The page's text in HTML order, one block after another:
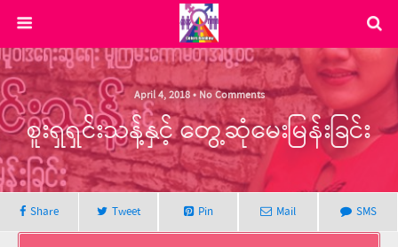
April 4, 2018 • No Comments
စူးရှရှင်းသန့်နှင့် တွေ့ဆုံမေးမြန်းခြင်း
Share Tweet Pin Mail SMS